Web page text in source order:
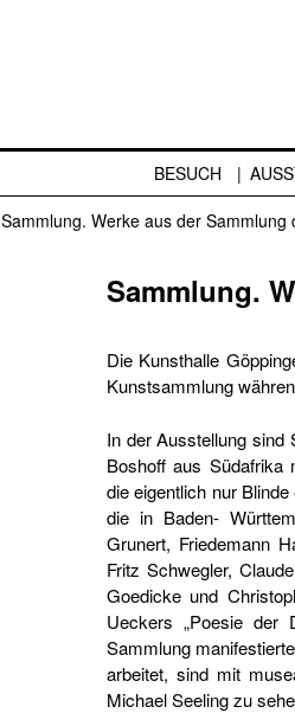
BESUCH
Sammlung. Werke aus der Sammlung
Sammlung.
Die Kunsthalle
Kunstsammlung
In der Ausstellung sind
Boshoff aus Südafrika
die eigentlich nur
die in Baden-
Grunert, Friedemann
Fritz Schwegler,
Goedicke und
Ueckers „Poesie der
Sammlung
arbeitet, sind mit
Michael Seeling zu